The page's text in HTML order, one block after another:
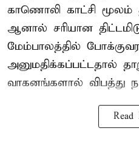
காணொலி காட்சி மூலம்
ஆனால் சரியான
மேம்பாலத்தில்
அனுமதிக்கப்பட்டதால்
வாகனங்களால் விபத்து
Read